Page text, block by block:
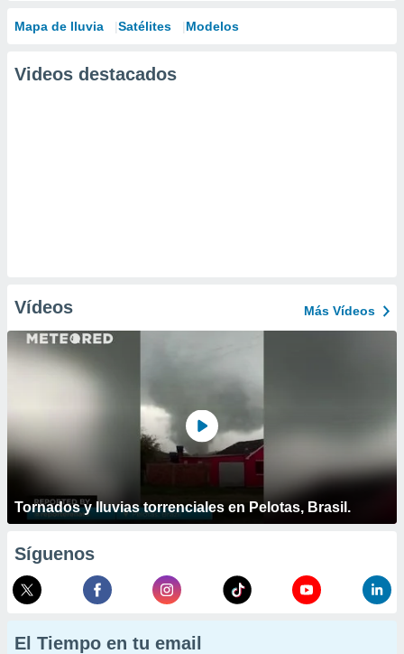
Mapa de lluvia Satélites Modelos
Videos destacados
Vídeos Más Vídeos
Tornados y lluvias torrenciales en Pelotas, Brasil.
Síguenos
El Tiempo en tu email